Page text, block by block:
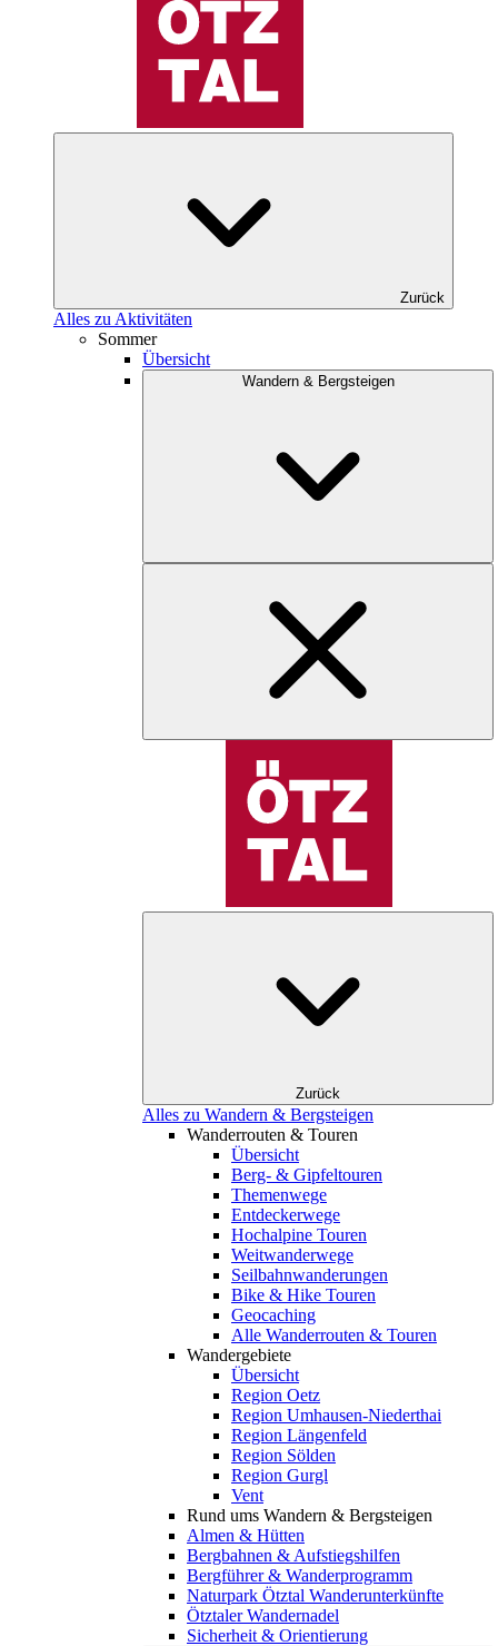
Zurück
Alles zu Aktivitäten
Sommer
Übersicht
Wandern & Bergsteigen
Zurück
Alles zu Wandern & Bergsteigen
Wanderrouten & Touren
Übersicht
Berg- & Gipfeltouren
Themenwege
Entdeckerwege
Hochalpine Touren
Weitwanderwege
Seilbahnwanderungen
Bike & Hike Touren
Geocaching
Alle Wanderrouten & Touren
Wandergebiete
Übersicht
Region Oetz
Region Umhausen-Niederthai
Region Längenfeld
Region Sölden
Region Gurgl
Vent
Rund ums Wandern & Bergsteigen
Almen & Hütten
Bergbahnen & Aufstiegshilfen
Bergführer & Wanderprogramm
Naturpark Ötztal Wanderunterkünfte
Ötztaler Wandernadel
Sicherheit & Orientierung